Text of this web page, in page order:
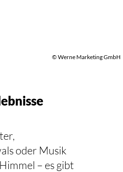
© Werne Marketing GmbH
oder Musik
– es gibt